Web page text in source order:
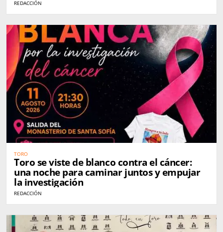
REDACCIÓN
TORO
Toro se viste de blanco contra el cáncer:
una noche para caminar juntos y empujar
la investigación
REDACCIÓN